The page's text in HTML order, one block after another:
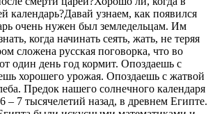
календарь?Давай узнаем, как появился
очень нужен был земледельцам. Им
когда начинать сеять, жать, не теряя
сложена русская поговорка, что во
один день год кормит. Опоздаешь с
хорошего урожая. Опоздаешь с жатвой
Предок нашего солнечного календаря
– 7 тысячелетий назад, в древнем Египте.